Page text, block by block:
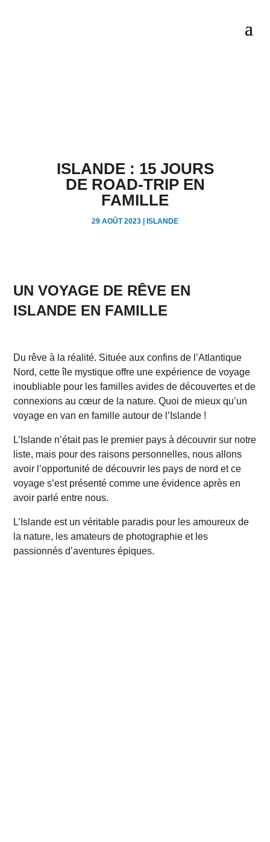
ISLANDE : 15 JOURS
DE ROAD-TRIP EN
FAMILLE
29 AOÛT 2023 ISLANDE
UN VOYAGE DE RÊVE EN
ISLANDE EN FAMILLE
Du rêve à la réalité. Située aux confins de l’Atlantique
Nord, cette île mystique offre une expérience de voyage
inoubliable pour les familles avides de découvertes et de
connexions au cœur de la nature. Quoi de mieux qu’un
voyage en van en famille autour de l’Islande !
L’Islande n’était pas le premier pays à découvrir sur notre
liste, mais pour des raisons personnelles, nous allons
avoir l’opportunité de découvrir les pays de nord et ce
voyage s’est présenté comme une évidence après en
avoir parlé entre nous.
L’Islande est un véritable paradis pour les amoureux de
la nature, les amateurs de photographie et les
passionnés d’aventures épiques.